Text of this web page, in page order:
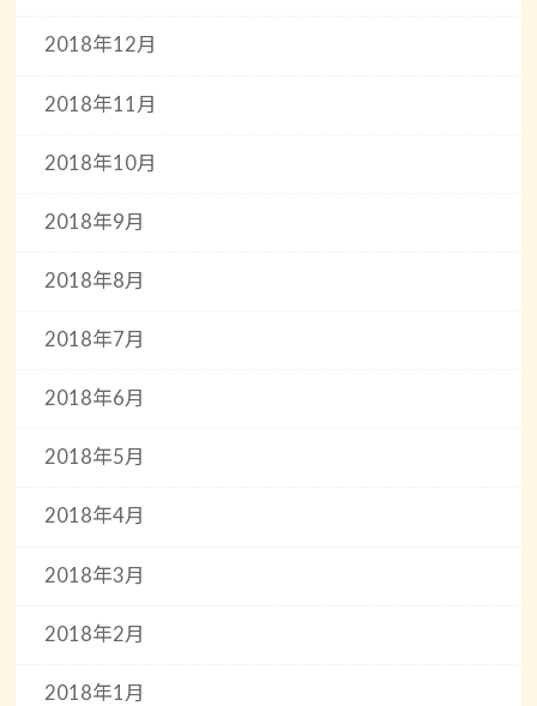
2018年12月
2018年11月
2018年10月
2018年9月
2018年8月
2018年7月
2018年6月
2018年5月
2018年4月
2018年3月
2018年2月
2018年1月